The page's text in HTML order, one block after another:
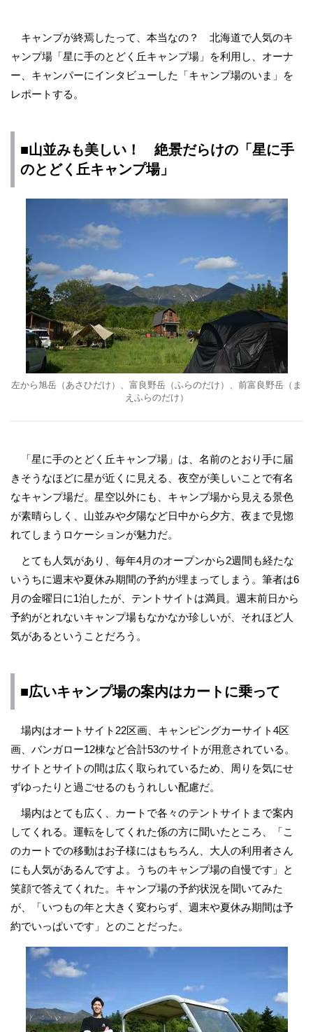
キャンプが終焉したって、本当なの？ 北海道で人気のキ
ャンプ場「星に手のとどく丘キャンプ場」を利用し、オーナ
ー、キャンパーにインタビューした「キャンプ場のいま」を
レポートする。
■山並みも美しい！ 絶景だらけの「星に手
のとどく丘キャンプ場」
左から旭岳（あさひだけ）、富良野岳（ふらのだけ）、前富良野岳（ま
えふらのだけ）
「星に手のとどく丘キャンプ場」は、名前のとおり手に届
きそうなほどに星が近くに見える、夜空が美しいことで有名
なキャンプ場だ。星空以外にも、キャンプ場から見える景色
が素晴らしく、山並みや夕陽など日中から夕方、夜まで見惚
れてしまうロケーションが魅力だ。
とても人気があり、毎年4月のオープンから2週間も経たな
いうちに週末や夏休み期間の予約が埋まってしまう。筆者は6
月の金曜日に1泊したが、テントサイトは満員。週末前日から
予約がとれないキャンプ場もなかなか珍しいが、それほど人
気があるということだろう。
■広いキャンプ場の案内はカートに乗って
場内はオートサイト22区画、キャンピングカーサイト4区
画、バンガロー12棟など合計53のサイトが用意されている。
サイトとサイトの間は広く取られているため、周りを気にせ
ずゆったりと過ごせるのもうれしい配慮だ。
場内はとても広く、カートで各々のテントサイトまで案内
してくれる。運転をしてくれた係の方に聞いたところ、「こ
のカートでの移動はお子様にはもちろん、大人の利用者さん
にも人気があるんですよ。うちのキャンプ場の自慢です」と
笑顔で答えてくれた。キャンプ場の予約状況を聞いてみた
が、「いつもの年と大きく変わらず、週末や夏休み期間は予
約でいっぱいです」とのことだった。